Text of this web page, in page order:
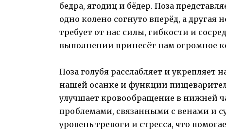
бедра, ягодиц и бёдер. Поза
одно колено согнуто вперёд, а другая
требует от нас силы, гибкости и
выполнении принесёт нам огромное
Поза голубя расслабляет и укрепляет
нашей осанке и функции
улучшает кровообращение в нижней
проблемами, связанными с венами и
уровень тревоги и стресса, что